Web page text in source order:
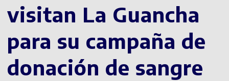
visitan La Guancha
para su campaña de
donación de sangre